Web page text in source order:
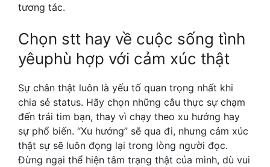
tương tác.
Chọn stt hay về cuộc sống tình
yêuphù hợp với cảm xúc thật
Sự chân thật luôn là yếu tố quan trọng nhất khi
chia sẻ status. Hãy chọn những câu thực sự chạm
đến trái tim bạn, thay vì chạy theo xu hướng hay
sự phổ biến. “Xu hướng” sẽ qua đi, nhưng cảm xúc
thật sự sẽ luôn đọng lại trong lòng người đọc.
Đừng ngại thể hiện tâm trạng thật của mình, dù vui